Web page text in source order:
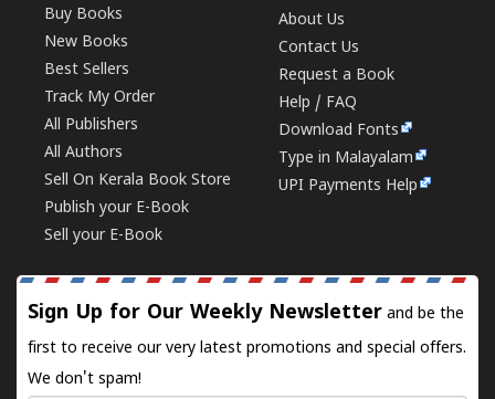
Buy Books
New Books
Best Sellers
Track My Order
All Publishers
All Authors
Sell On Kerala Book Store
Publish your E-Book
Sell your E-Book
About Us
Contact Us
Request a Book
Help / FAQ
Download Fonts
Type in Malayalam
UPI Payments Help
Sign Up for Our Weekly Newsletter and be the
first to receive our very latest promotions and special offers.
We don't spam!